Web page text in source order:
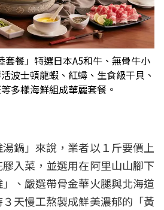
餐」特選日本A5和牛、無骨牛小
波士頓龍蝦、紅蟳、生食級干貝、
多樣海鮮組成華麗套餐。
鍋」來說，業者以１斤要價上
入菜，並選用在阿里山山腳下
、嚴選帶骨金華火腿與北海道
天慢工熬製成鮮美濃郁的「黃